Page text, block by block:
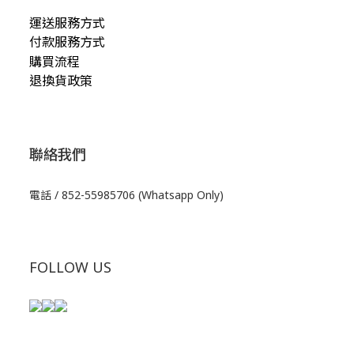
運送服務方式
付款服務方式
購買流程
退換貨政策
聯絡我們
電話 / 852-55985706 (Whatsapp Only)
FOLLOW US